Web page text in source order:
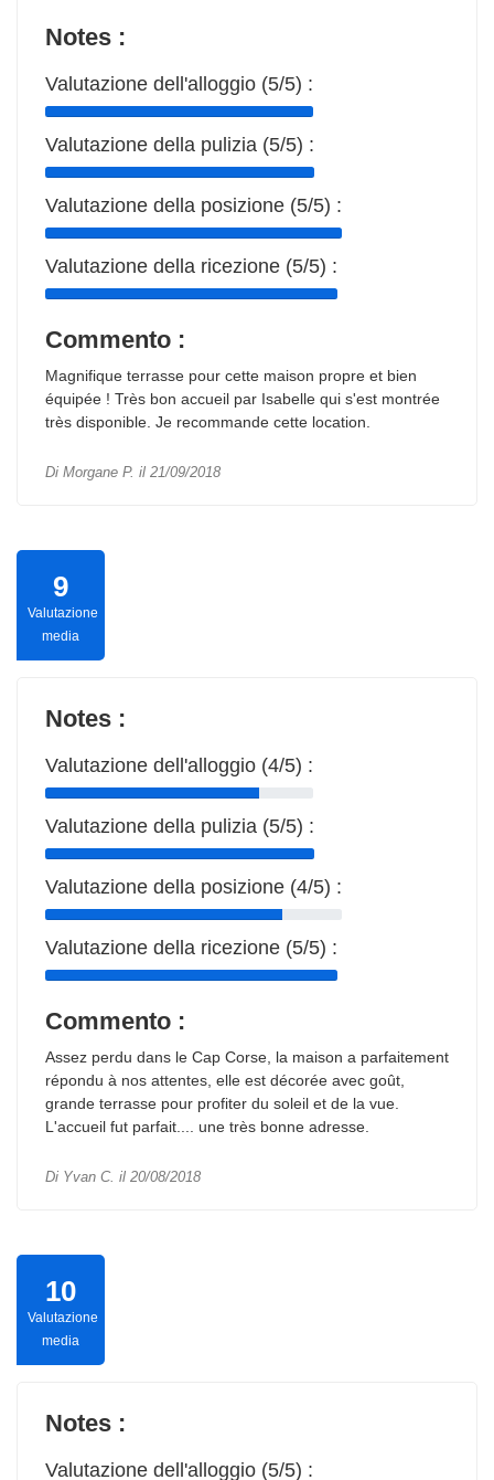
Notes :
Valutazione dell'alloggio (5/5) :
Valutazione della pulizia (5/5) :
Valutazione della posizione (5/5) :
Valutazione della ricezione (5/5) :
Commento :
Magnifique terrasse pour cette maison propre et bien
équipée ! Très bon accueil par Isabelle qui s'est montrée
très disponible. Je recommande cette location.
Di Morgane P. il 21/09/2018
9
Valutazione
media
Notes :
Valutazione dell'alloggio (4/5) :
Valutazione della pulizia (5/5) :
Valutazione della posizione (4/5) :
Valutazione della ricezione (5/5) :
Commento :
Assez perdu dans le Cap Corse, la maison a parfaitement
répondu à nos attentes, elle est décorée avec goût,
grande terrasse pour profiter du soleil et de la vue.
L'accueil fut parfait.... une très bonne adresse.
Di Yvan C. il 20/08/2018
10
Valutazione
media
Notes :
Valutazione dell'alloggio (5/5) :